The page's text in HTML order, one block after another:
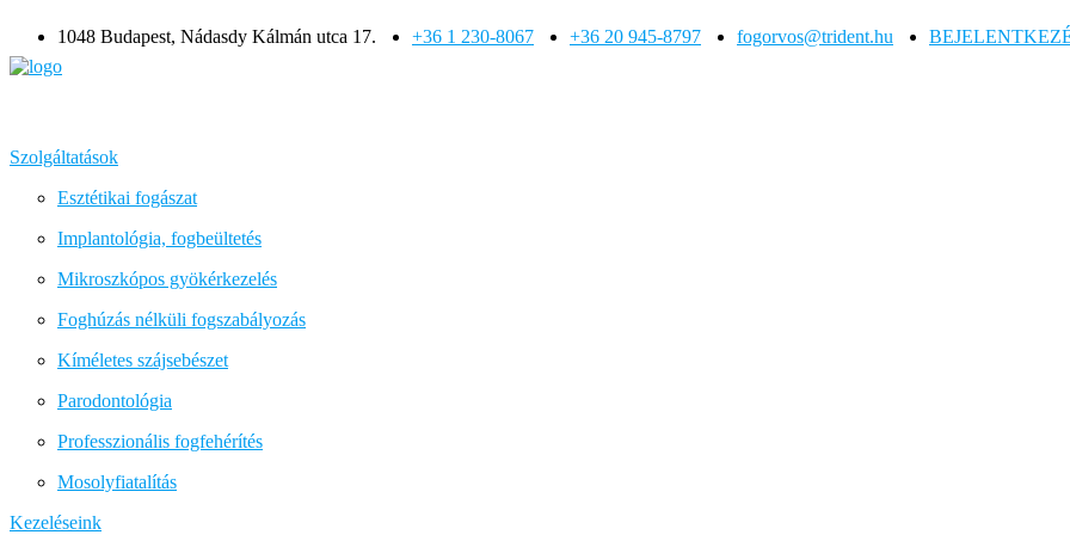
1048 Budapest, Nádasdy Kálmán utca 17. +36 1 230-8067 +36 20 945-8797 fogorvos@trident.hu
Szolgáltatások
Esztétikai fogászat
Implantológia, fogbeültetés
Mikroszkópos gyökérkezelés
Foghúzás nélküli fogszabályozás
Kíméletes szájsebészet
Parodontológia
Professzionális fogfehérítés
Mosolyfiatalítás
Kezeléseink